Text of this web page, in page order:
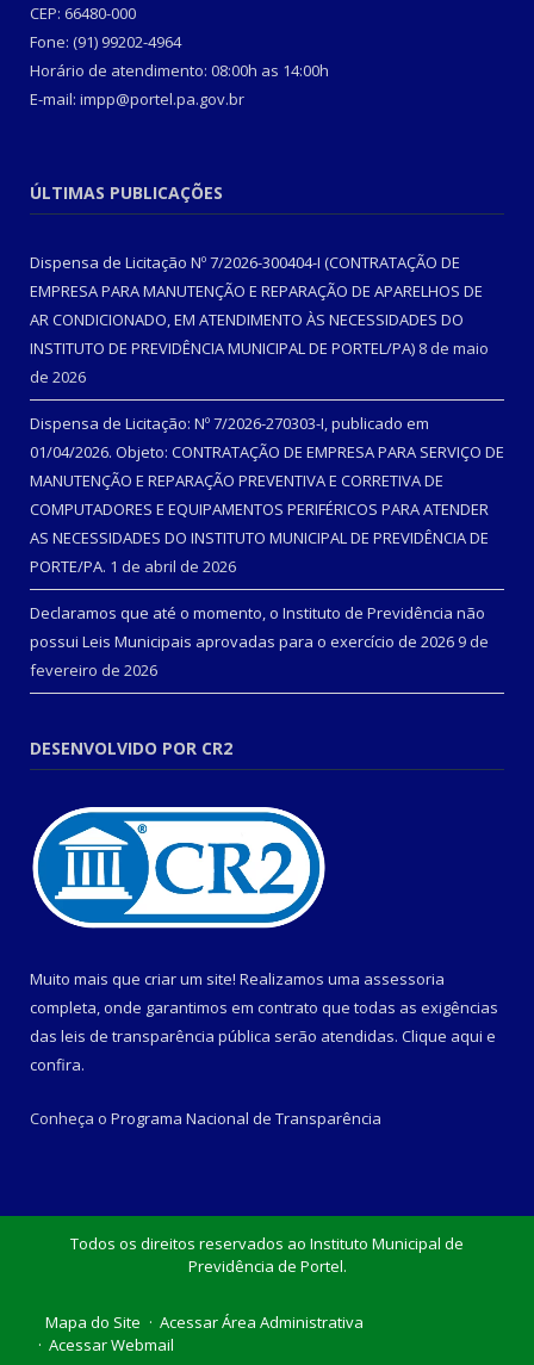
CEP: 66480-000
Fone: (91) 99202-4964
Horário de atendimento: 08:00h as 14:00h
E-mail: impp@portel.pa.gov.br
ÚLTIMAS PUBLICAÇÕES
Dispensa de Licitação Nº 7/2026-300404-I (CONTRATAÇÃO DE
EMPRESA PARA MANUTENÇÃO E REPARAÇÃO DE APARELHOS DE
AR CONDICIONADO, EM ATENDIMENTO ÀS NECESSIDADES DO
INSTITUTO DE PREVIDÊNCIA MUNICIPAL DE PORTEL/PA) 8 de maio
de 2026
Dispensa de Licitação: Nº 7/2026-270303-I, publicado em
01/04/2026. Objeto: CONTRATAÇÃO DE EMPRESA PARA SERVIÇO DE
MANUTENÇÃO E REPARAÇÃO PREVENTIVA E CORRETIVA DE
COMPUTADORES E EQUIPAMENTOS PERIFÉRICOS PARA ATENDER
AS NECESSIDADES DO INSTITUTO MUNICIPAL DE PREVIDÊNCIA DE
PORTE/PA. 1 de abril de 2026
Declaramos que até o momento, o Instituto de Previdência não
possui Leis Municipais aprovadas para o exercício de 2026 9 de
fevereiro de 2026
DESENVOLVIDO POR CR2
Muito mais que criar um site! Realizamos uma assessoria
completa, onde garantimos em contrato que todas as exigências
das leis de transparência pública serão atendidas. Clique aqui e
confira.
Conheça o Programa Nacional de Transparência
Todos os direitos reservados ao Instituto Municipal de
Previdência de Portel.
Mapa do Site
Acessar Área Administrativa
Acessar Webmail